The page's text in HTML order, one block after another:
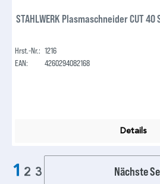
STAHLWERK Plasmaschneider CUT
Hrst.-Nr.: 1216
EAN:
4260294082168
Details
1 2 3 Nächste